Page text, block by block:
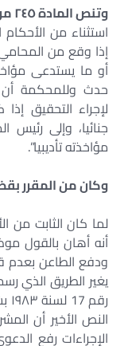
وتنص المادة ٢٤٥ من قانون “الاجراءات الجنائية على انه :-
استثناء من
إذا وقع من
أو ما يستدعى
حدث وللمحكمة أن
لإجراء التحقيق
جنائيا، وإلى
مؤاخذته تأديبيا”.
وكان من المقرر
لما كان الثابت من
أنه أهان بالقول
ودفع الطاعن بعدم
النص الأخير أن
الإجراءات رفع